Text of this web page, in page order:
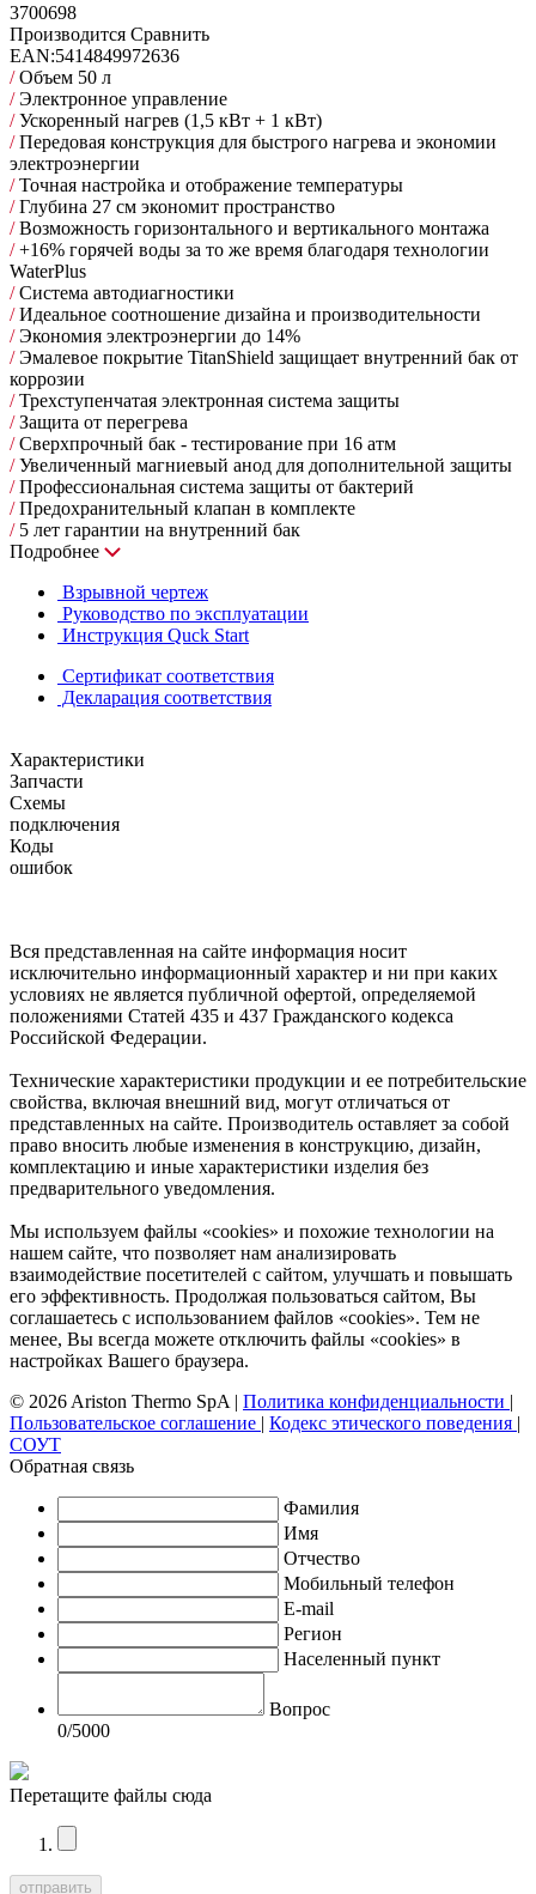
3700698
Производится Сравнить
EAN:5414849972636
/Объем 50 л
/Электронное управление
/Ускоренный нагрев (1,5 кВт + 1 кВт)
/Передовая конструкция для быстрого нагрева и экономии
электроэнергии
/Точная настройка и отображение температуры
/Глубина 27 см экономит пространство
/Возможность горизонтального и вертикального монтажа
/+16% горячей воды за то же время благодаря технологии
WaterPlus
/Cистема автодиагностики
/Идеальное соотношение дизайна и производительности
/Экономия электроэнергии до 14%
/Эмалевое покрытие TitanShield защищает внутренний бак от
коррозии
/Трехступенчатая электронная система защиты
/Защита от перегрева
/Сверхпрочный бак - тестирование при 16 атм
/Увеличенный магниевый анод для дополнительной защиты
/Профессиональная система защиты от бактерий
/Предохранительный клапан в комплекте
/5 лет гарантии на внутренний бак
Подробнее
Взрывной чертеж
Руководство по эксплуатации
Инструкция Quck Start
Сертификат соответствия
Декларация соответствия
Характеристики
Запчасти
Схемы
подключения
Коды
ошибок
Вся представленная на сайте информация носит
исключительно информационный характер и ни при каких
условиях не является публичной офертой, определяемой
положениями Статей 435 и 437 Гражданского кодекса
Российской Федерации.
Технические характеристики продукции и ее потребительские
свойства, включая внешний вид, могут отличаться от
представленных на сайте. Производитель оставляет за собой
право вносить любые изменения в конструкцию, дизайн,
комплектацию и иные характеристики изделия без
предварительного уведомления.
Мы используем файлы «cookies» и похожие технологии на
нашем сайте, что позволяет нам анализировать
взаимодействие посетителей с сайтом, улучшать и повышать
его эффективность. Продолжая пользоваться сайтом, Вы
соглашаетесь с использованием файлов «cookies». Тем не
менее, Вы всегда можете отключить файлы «cookies» в
настройках Вашего браузера.
© 2026 Ariston Thermo SpA | Политика конфиденциальности |
Пользовательское соглашение | Кодекс этического поведения |
СОУТ
Обратная связь
Фамилия
Имя
Отчество
Мобильный телефон
E-mail
Регион
Населенный пункт
Вопрос
0/5000
Перетащите файлы сюда